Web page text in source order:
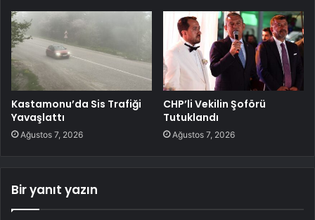
Kastamonu’da Sis Trafiği
Yavaşlattı
Ağustos 7, 2026
CHP’li Vekilin Şoförü
Tutuklandı
Ağustos 7, 2026
Bir yanıt yazın